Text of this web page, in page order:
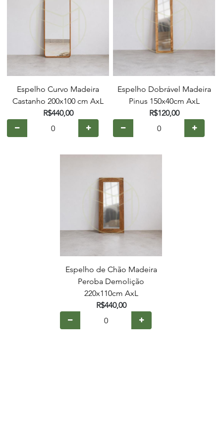
Espelho Curvo Madeira
Castanho 200x100 cm AxL
R$440,00
Espelho Dobrável Madeira
Pinus 150x40cm AxL
R$120,00
Espelho de Chão Madeira
Peroba Demolição
220x110cm AxL
R$440,00